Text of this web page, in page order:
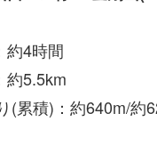
約4時間
約5.5km
(累積)：約640m/約